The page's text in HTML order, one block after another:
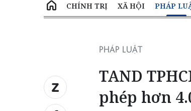
CHÍNH TRỊ XÃ HỘI PHÁP
PHÁP LUẬT
TAND
phép hơn